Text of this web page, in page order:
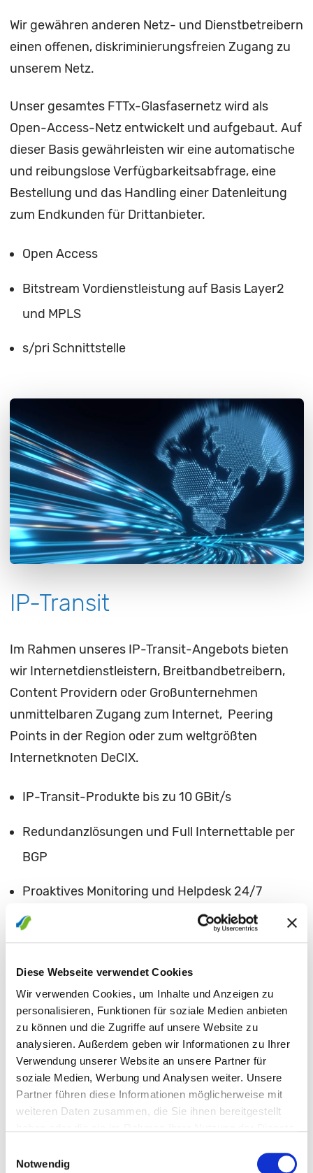
Diese Webseite verwendet Cookies
Wir verwenden Cookies, um Inhalte und Anzeigen zu
personalisieren, Funktionen für soziale Medien anbieten
zu können und die Zugriffe auf unsere Website zu
analysieren. Außerdem geben wir Informationen zu Ihrer
Verwendung unserer Website an unsere Partner für
soziale Medien, Werbung und Analysen weiter. Unsere
Partner führen diese Informationen möglicherweise mit
weiteren Daten zusammen, die Sie ihnen bereitgestellt
Notwendig
Wir gewähren anderen Netz- und Dienstbetreibern
einen offenen, diskriminierungsfreien Zugang zu
unserem Netz.
Unser gesamtes FTTx-Glasfasernetz wird als
Open-Access-Netz entwickelt und aufgebaut. Auf
dieser Basis gewährleisten wir eine automatische
und reibungslose Verfügbarkeitsabfrage, eine
Bestellung und das Handling einer Datenleitung
zum Endkunden für Drittanbieter.
Open Access
Bitstream Vordienstleistung auf Basis Layer2
und MPLS
s/pri Schnittstelle
IP-Transit
Im Rahmen unseres IP-Transit-Angebots bieten
wir Internetdienstleistern, Breitbandbetreibern,
Content Providern oder Großunternehmen
unmittelbaren Zugang zum Internet, Peering
Points in der Region oder zum weltgrößten
Internetknoten DeCIX.
IP-Transit-Produkte bis zu 10 GBit/s
Redundanzlösungen und Full Internettable per
BGP
Proaktives Monitoring und Helpdesk 24/7